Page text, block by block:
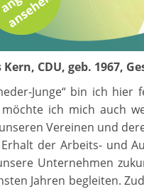
Kern, CDU, geb. 1967,
Junge“ bin ich
ich mich auch
Vereinen und
der Arbeits- und
Unternehmen
Jahren begleiten.